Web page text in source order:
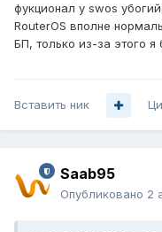
фукционал у swos
RouterOS вполне
БП, только из-за этого я
Вставить ник
Saab95
Опубликовано 2